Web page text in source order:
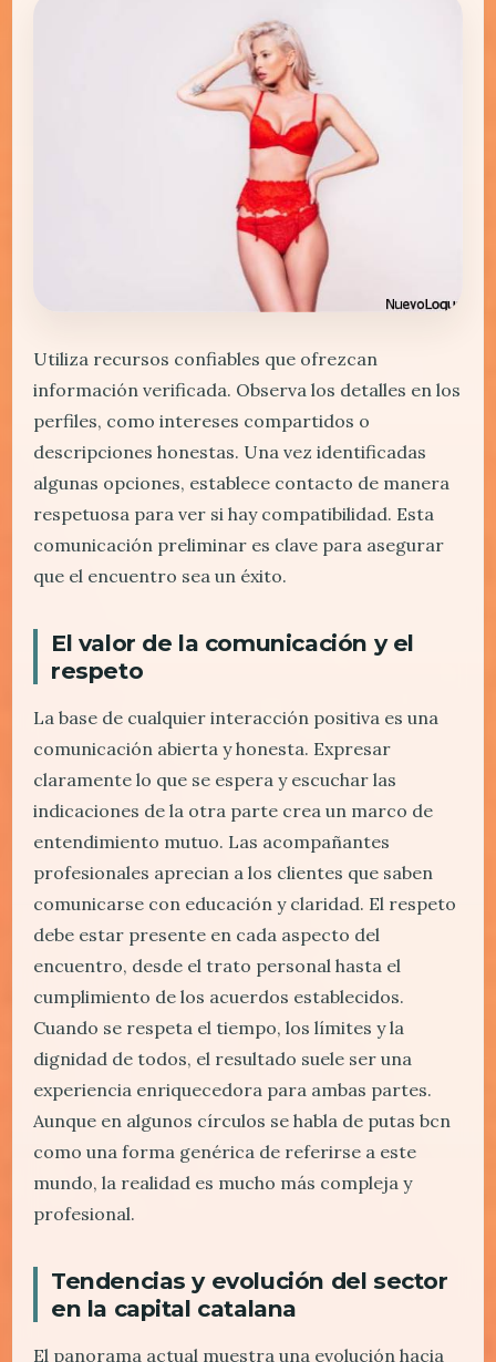
Utiliza recursos confiables que ofrezcan
información verificada. Observa los detalles en los
perfiles, como intereses compartidos o
descripciones honestas. Una vez identificadas
algunas opciones, establece contacto de manera
respetuosa para ver si hay compatibilidad. Esta
comunicación preliminar es clave para asegurar
que el encuentro sea un éxito.
El valor de la comunicación y el
respeto
La base de cualquier interacción positiva es una
comunicación abierta y honesta. Expresar
claramente lo que se espera y escuchar las
indicaciones de la otra parte crea un marco de
entendimiento mutuo. Las acompañantes
profesionales aprecian a los clientes que saben
comunicarse con educación y claridad. El respeto
debe estar presente en cada aspecto del
encuentro, desde el trato personal hasta el
cumplimiento de los acuerdos establecidos.
Cuando se respeta el tiempo, los límites y la
dignidad de todos, el resultado suele ser una
experiencia enriquecedora para ambas partes.
Aunque en algunos círculos se habla de putas bcn
como una forma genérica de referirse a este
mundo, la realidad es mucho más compleja y
profesional.
Tendencias y evolución del sector
en la capital catalana
El panorama actual muestra una evolución hacia